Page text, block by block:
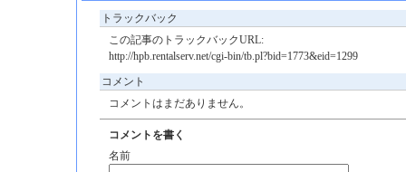
トラックバック
この記事のトラックバックURL:
http://hpb.rentalserv.net/cgi-bin/tb.pl?bid=1773&eid=1299
コメント
コメントはまだありません。
コメントを書く
名前